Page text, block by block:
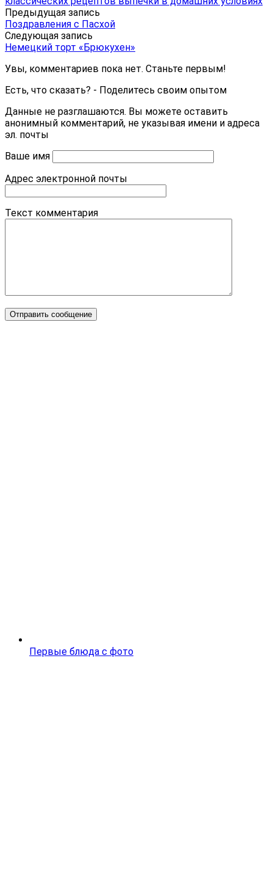
Предыдущая запись
Поздравления с Пасхой
Следующая запись
Немецкий торт «Брюкухен»
Увы, комментариев пока нет. Станьте первым!
Есть, что сказать? - Поделитесь своим опытом
Данные не разглашаются. Вы можете оставить
анонимный комментарий, не указывая имени и адреса
эл. почты
Ваше имя
Адрес электронной почты
Текст комментария
Первые блюда с фото